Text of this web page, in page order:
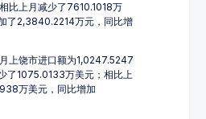
比上月减少了7610.1018万
了2,3840.2214万元，同比增
上饶市进口额为1,0247.5247
了1075.0133万美元；相比上
万美元，同比增加